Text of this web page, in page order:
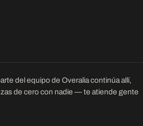
del equipo de Overalia continúa allí,
de cero con nadie — te atiende gente